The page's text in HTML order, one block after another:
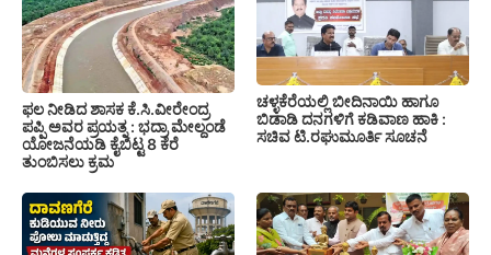
ಫಲ ನೀಡಿದ ಶಾಸಕ ಕೆ.ಸಿ.ವೀರೇಂದ್ರ
ಪಪ್ಪಿ ಅವರ ಪ್ರಯತ್ನ : ಭದ್ರಾ ಮೇಲ್ದಂಡೆ
ಯೋಜನೆಯಡಿ ಕೈಬಿಟ್ಟ 8 ಕೆರೆ
ತುಂಬಿಸಲು ಕ್ರಮ
ಚಳ್ಳಕೆರೆಯಲ್ಲಿ ಬೀದಿನಾಯಿ ಹಾಗೂ
ಬಿಡಾಡಿ ದನಗಳಿಗೆ ಕಡಿವಾಣ ಹಾಕಿ :
ಸಚಿವ ಟಿ.ರಘುಮೂರ್ತಿ ಸೂಚನೆ